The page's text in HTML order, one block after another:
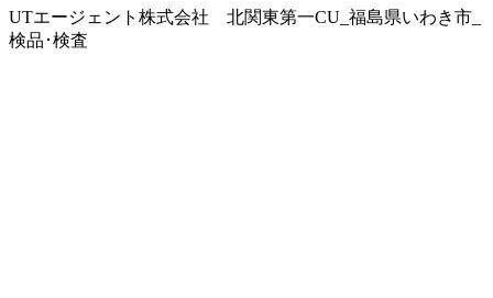
UTエージェント株式会社 北関東第一CU_福島県いわき市_
検品･検査